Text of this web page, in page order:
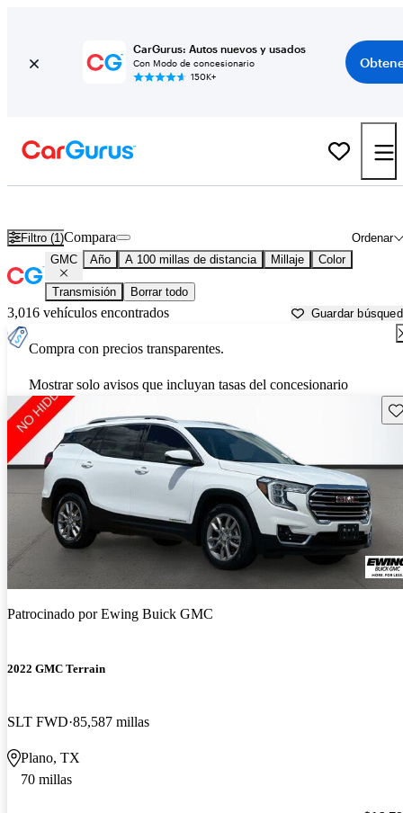
CarGurus: Autos nuevos y usados
Con Modo de concesionario
150K+
Filtro (1) Ordenar
Compara
GMC Año A 100 millas de distancia Millaje Color
Transmisión Borrar todo
3,016 vehículos encontrados Guardar
Compra con precios transparentes.
Mostrar solo avisos que incluyan tasas del concesionario
Patrocinado porEwing Buick GMC
2022 GMC Terrain
SLT FWD 85,587 millas
Plano, TX
70 millas